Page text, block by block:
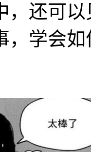
，还可
，学会